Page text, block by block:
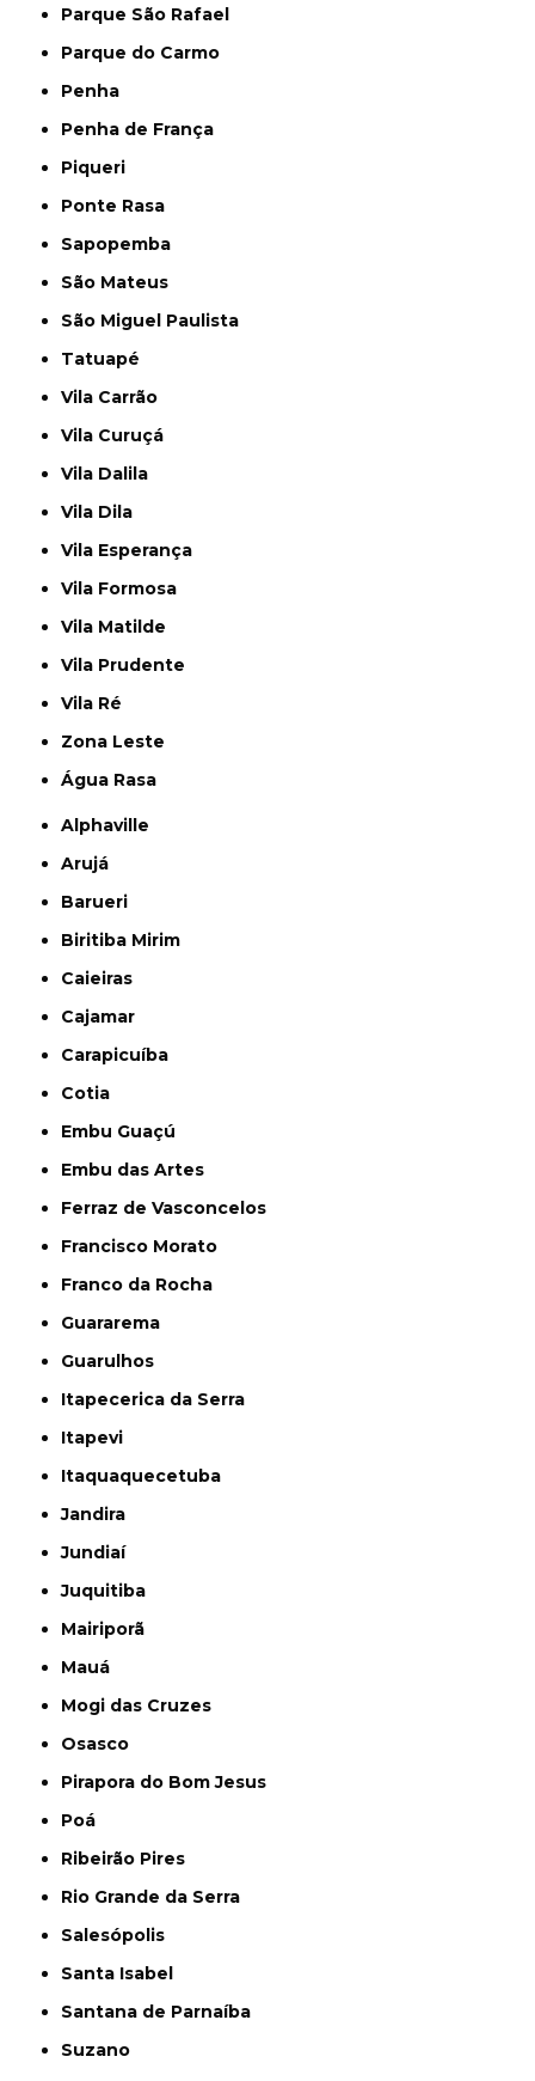
Parque São Rafael
Parque do Carmo
Penha
Penha de França
Piqueri
Ponte Rasa
Sapopemba
São Mateus
São Miguel Paulista
Tatuapé
Vila Carrão
Vila Curuçá
Vila Dalila
Vila Dila
Vila Esperança
Vila Formosa
Vila Matilde
Vila Prudente
Vila Ré
Zona Leste
Água Rasa
Alphaville
Arujá
Barueri
Biritiba Mirim
Caieiras
Cajamar
Carapicuíba
Cotia
Embu Guaçú
Embu das Artes
Ferraz de Vasconcelos
Francisco Morato
Franco da Rocha
Guararema
Guarulhos
Itapecerica da Serra
Itapevi
Itaquaquecetuba
Jandira
Jundiaí
Juquitiba
Mairiporã
Mauá
Mogi das Cruzes
Osasco
Pirapora do Bom Jesus
Poá
Ribeirão Pires
Rio Grande da Serra
Salesópolis
Santa Isabel
Santana de Parnaíba
Suzano